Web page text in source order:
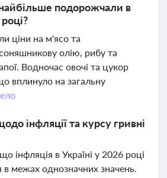
подорожчали в
ціни на м'ясо та
олію, рибу та
Водночас овочі та цукор
вплинуло на загальну
інфляції та курсу гривні
інфляція в Україні у 2026 році
в межах однозначних значень.